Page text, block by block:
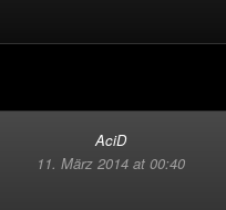
AciD
11. März 2014 at 00:40